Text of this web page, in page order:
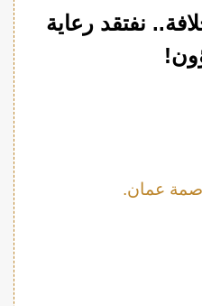
نفتقد رعاية
عمان.